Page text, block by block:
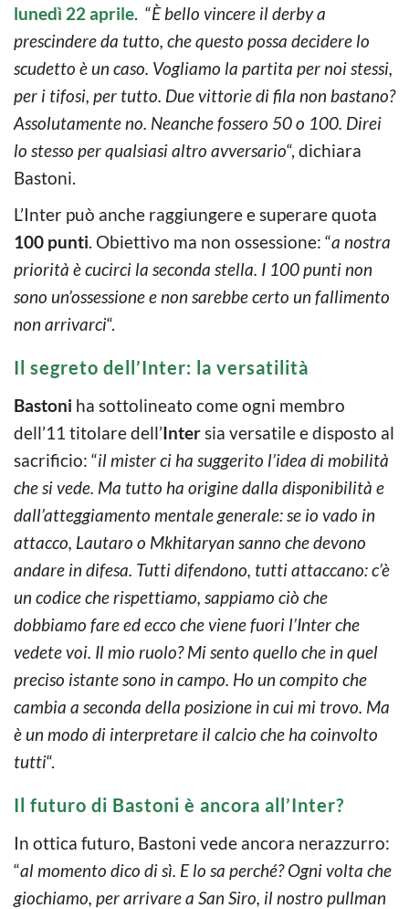
lunedì 22 aprile. “È bello vincere il derby a
prescindere da tutto, che questo possa decidere lo
scudetto è un caso. Vogliamo la partita per noi stessi,
per i tifosi, per tutto. Due vittorie di fila non bastano?
Assolutamente no. Neanche fossero 50 o 100. Direi
lo stesso per qualsiasi altro avversario“, dichiara
Bastoni.
L’Inter può anche raggiungere e superare quota
100 punti. Obiettivo ma non ossessione: “a nostra
priorità è cucirci la seconda stella. I 100 punti non
sono un’ossessione e non sarebbe certo un fallimento
non arrivarci“.
Il segreto dell’Inter: la versatilità
Bastoni ha sottolineato come ogni membro
dell’11 titolare dell’Intersia versatile e disposto al
sacrificio: “il mister ci ha suggerito l’idea di mobilità
che si vede. Ma tutto ha origine dalla disponibilità e
dall’atteggiamento mentale generale: se io vado in
attacco, Lautaro o Mkhitaryan sanno che devono
andare in difesa. Tutti difendono, tutti attaccano: c’è
un codice che rispettiamo, sappiamo ciò che
dobbiamo fare ed ecco che viene fuori l’Inter che
vedete voi. Il mio ruolo? Mi sento quello che in quel
preciso istante sono in campo. Ho un compito che
cambia a seconda della posizione in cui mi trovo. Ma
è un modo di interpretare il calcio che ha coinvolto
tutti“.
Il futuro di Bastoni è ancora all’Inter?
In ottica futuro, Bastoni vede ancora nerazzurro:
“al momento dico di sì. E lo sa perché? Ogni volta che
giochiamo, per arrivare a San Siro, il nostro pullman